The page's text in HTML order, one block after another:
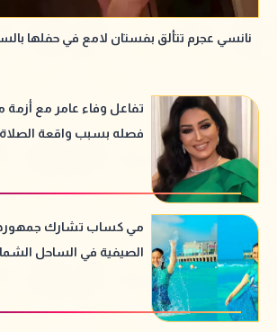
نانسي عجرم تتألق بفستان لامع في حفلها
تفاعل وفاء عامر مع
فصله بسبب واقعة الصلاة
مي كساب تشارك
الصيفية في الساحل